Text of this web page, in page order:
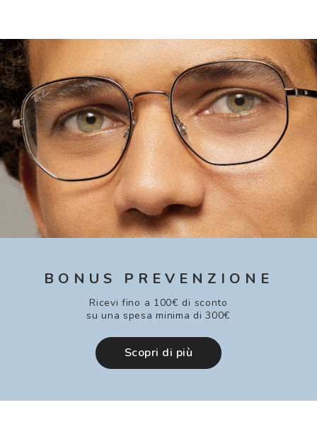
BONUS PREVENZIONE
Ricevi fino a 100€ di sconto
su una spesa minima di 300€
Scopri di più